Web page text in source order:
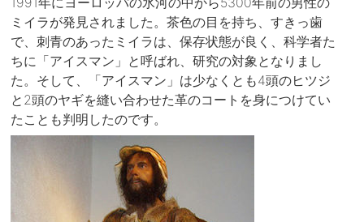
ミイラが発見されました。茶色の目を持ち、すきっ歯
で、刺青のあったミイラは、保存状態が良く、科学者た
ちに「アイスマン」と呼ばれ、研究の対象となりまし
た。そして、「アイスマン」は少なくとも4頭のヒツジ
と2頭のヤギを縫い合わせた革のコートを身につけてい
たことも判明したのです。